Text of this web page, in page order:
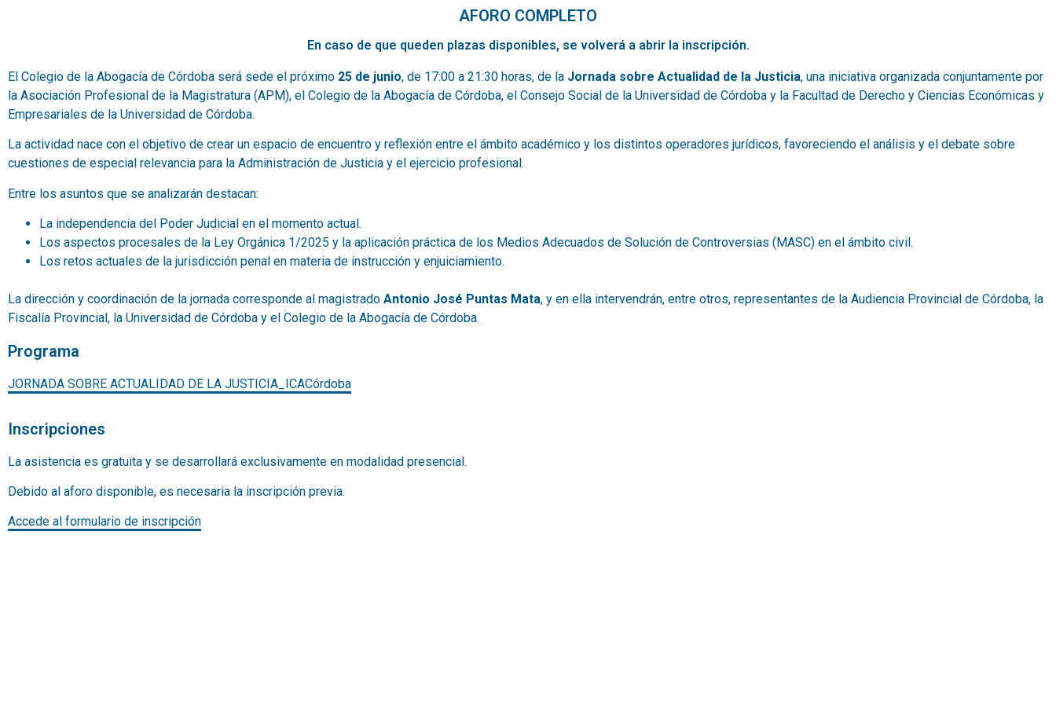
AFORO COMPLETO
En caso de que queden plazas disponibles, se volverá a abrir la inscripción.
El Colegio de la Abogacía de Córdoba será sede el próximo 25 de junio, de 17:00 a 21:30 horas, de la Jornada sobre Actualidad de la Justicia, una iniciativa organizada conjuntamente por
la Asociación Profesional de la Magistratura (APM), el Colegio de la Abogacía de Córdoba, el Consejo Social de la Universidad de Córdoba y la Facultad de Derecho y Ciencias Económicas y
Empresariales de la Universidad de Córdoba.
La actividad nace con el objetivo de crear un espacio de encuentro y reflexión entre el ámbito académico y los distintos operadores jurídicos, favoreciendo el análisis y el debate sobre
cuestiones de especial relevancia para la Administración de Justicia y el ejercicio profesional.
Entre los asuntos que se analizarán destacan:
La independencia del Poder Judicial en el momento actual.
Los aspectos procesales de la Ley Orgánica 1/2025 y la aplicación práctica de los Medios Adecuados de Solución de Controversias (MASC) en el ámbito civil.
Los retos actuales de la jurisdicción penal en materia de instrucción y enjuiciamiento.
La dirección y coordinación de la jornada corresponde al magistrado Antonio José Puntas Mata, y en ella intervendrán, entre otros, representantes de la Audiencia Provincial de Córdoba, la
Fiscalía Provincial, la Universidad de Córdoba y el Colegio de la Abogacía de Córdoba.
Programa
JORNADA SOBRE ACTUALIDAD DE LA JUSTICIA_ICACórdoba
Inscripciones
La asistencia es gratuita y se desarrollará exclusivamente en modalidad presencial.
Debido al aforo disponible, es necesaria la inscripción previa.
Accede al formulario de inscripción